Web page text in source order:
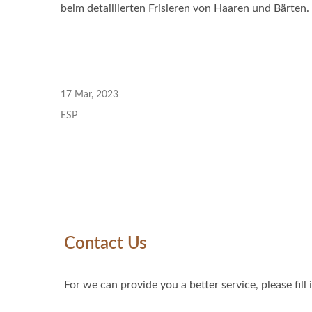
beim detaillierten Frisieren von Haaren und Bärten.
17 Mar, 2023
ESP